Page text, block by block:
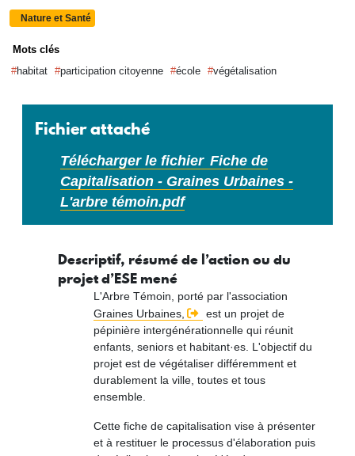
Nature et Santé
Mots clés
habitat participation citoyenne école végétalisation
Fichier attaché
Télécharger le fichier Fiche de
Capitalisation - Graines Urbaines -
L'arbre témoin.pdf
Descriptif, résumé de l’action ou du
projet d’ESE mené
L'Arbre Témoin, porté par l'association
Graines Urbaines,
est un projet de
pépinière intergénérationnelle qui réunit
enfants, seniors et habitant·es. L'objectif du
projet est de végétaliser différemment et
durablement la ville, toutes et tous
ensemble.
Cette fiche de capitalisation vise à présenter
et à restituer le processus d'élaboration puis